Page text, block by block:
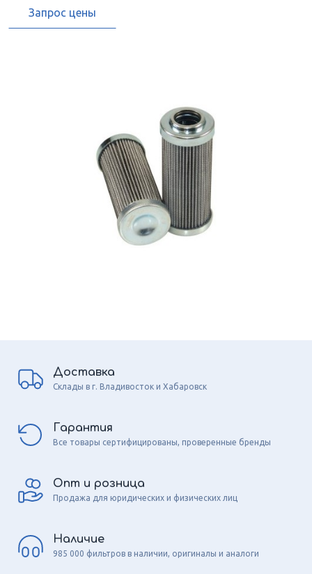
Запрос цены
Доставка
Склады в г. Владивосток и Хабаровск
Гарантия
Все товары сертифицированы, проверенные бренды
Опт и розница
Продажа для юридических и физических лиц
Наличие
985 000 фильтров в наличии, оригиналы и аналоги